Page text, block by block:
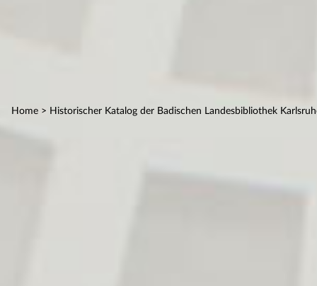
Home > Historischer Katalog der Badischen Landesbibliothek